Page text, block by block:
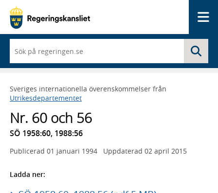
du
börjar
skriva
framträder
en
med
sökförslag
Sveriges internationella överenskommelser från
Utrikesdepartementet
Nr. 60 och 56
SÖ 1958:60, 1988:56
Publicerad 01 januari 1994 Uppdaterad 02 april 2015
Ladda ner: